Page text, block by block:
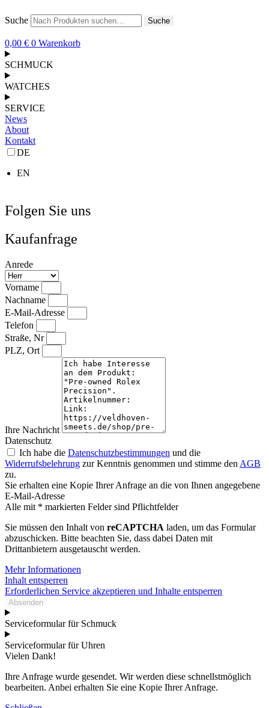
Suche Suche
0,00 € 0 Warenkorb
SCHMUCK
WATCHES
SERVICE
News
About
Kontakt
DE
EN
Folgen Sie uns
Kaufanfrage
Anrede
Vorname
Nachname
E-Mail-Adresse
Telefon
Straße, Nr
PLZ, Ort
Ihre Nachricht
Datenschutz
Ich habe die Datenschutzbestimmungen und die
Widerrufsbelehrung zur Kenntnis genommen und stimme den AGB
zu.
Sie erhalten eine Kopie Ihrer Anfrage an die von Ihnen angegebene
E-Mail-Adresse
Alle mit * markierten Felder sind Pflichtfelder
Sie müssen den Inhalt von reCAPTCHA laden, um das Formular
abzuschicken. Bitte beachten Sie, dass dabei Daten mit
Drittanbietern ausgetauscht werden.
Mehr Informationen
Inhalt entsperren
Erforderlichen Service akzeptieren und Inhalte entsperren
Absenden
Serviceformular für Schmuck
Serviceformular für Uhren
Vielen Dank!
Ihre Anfrage wurde gesendet. Wir werden diese schnellstmöglich
bearbeiten. Anbei erhalten Sie eine Kopie Ihrer Anfrage.